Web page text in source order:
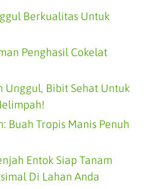
Berkualitas Untuk
Penghasil Cokelat
Unggul, Bibit Sehat Untuk
Buah Tropis Manis Penuh
Entok Siap Tanam
Di Lahan Anda